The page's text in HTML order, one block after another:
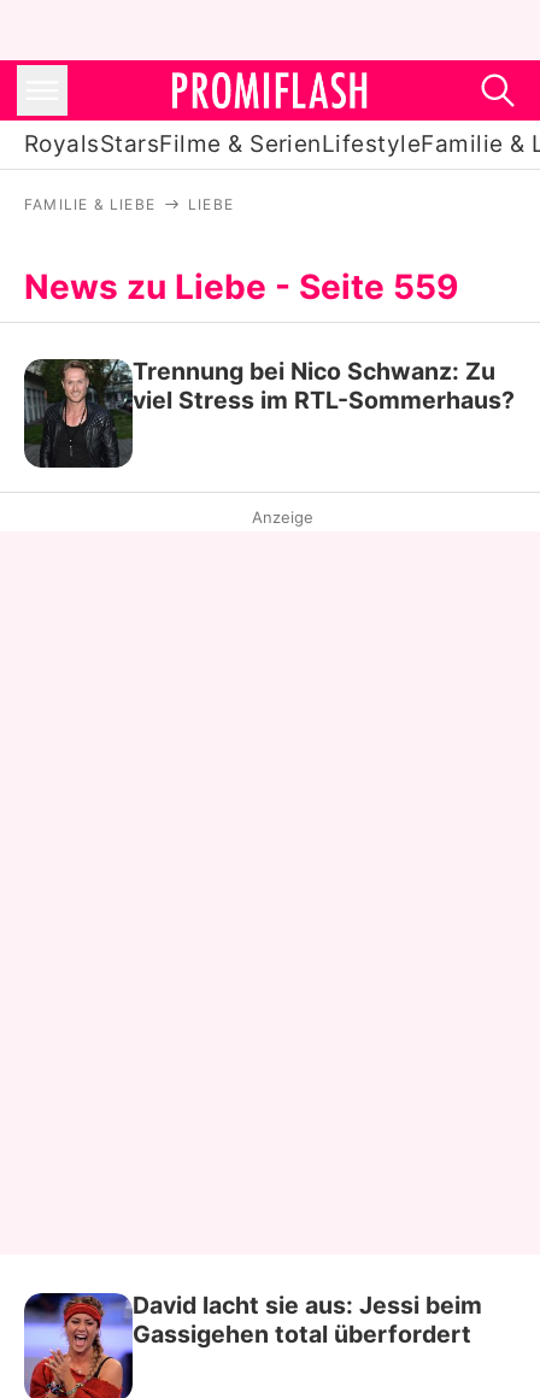
RoyalsStarsFilme & SerienLifestyleFamilie &
Filme & Serien
Lifestyle
FAMILIE & LIEBE LIEBE
News zu Liebe - Seite 559
Trennung bei Nico Schwanz: Zu
viel Stress im RTL-Sommerhaus?
Anzeige
David lacht sie aus: Jessi beim
Gassigehen total überfordert